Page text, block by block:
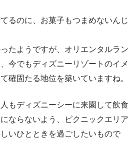
るのに、お菓子もつまめないんじ
たようですが、オリエンタルラン
今でもディズニーリゾートのイメ
確固たる地位を築いていますね。
もディズニーシーに来園して飲食
ならないよう、ピクニックエリア
いひとときを過ごしたいもので